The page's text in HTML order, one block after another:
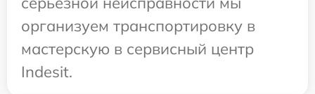
организуем транспортировку в
мастерскую в сервисный центр
Indesit.